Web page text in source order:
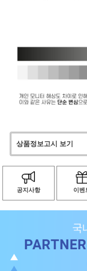
상품정보고시 보기
공지사항 이벤